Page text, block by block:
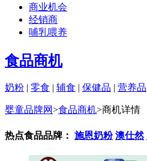
商业机会
经销商
哺乳喂养
食品商机
奶粉 | 零食 | 辅食 | 保健品 | 营养品
婴童品牌网>食品商机>商机详情
热点食品品牌： 施恩奶粉 澳仕然